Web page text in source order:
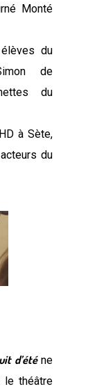
Monté
du
de
du
à Sète,
du
d’été ne
le théâtre